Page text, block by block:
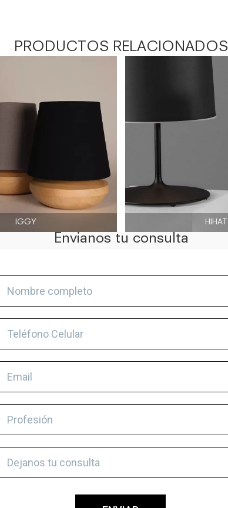
PRODUCTOS RELACIONADOS
IGGY HIHAT
Envianos tu consulta